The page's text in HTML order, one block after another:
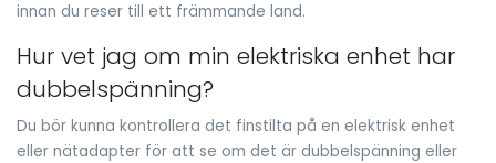
innan du reser till ett främmande land.
Hur vet jag om min elektriska enhet har
dubbelspänning?
Du bör kunna kontrollera det finstilta på en elektrisk enhet
eller nätadapter för att se om det är dubbelspänning eller